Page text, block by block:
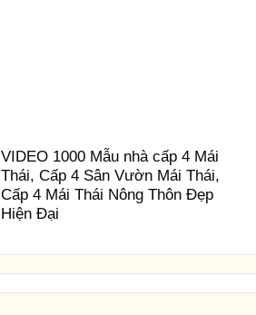
VIDEO 1000 Mẫu nhà cấp 4 Mái
Thái, Cấp 4 Sân Vườn Mái Thái,
Cấp 4 Mái Thái Nông Thôn Đẹp
Hiện Đại